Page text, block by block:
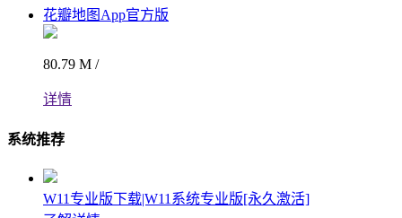
花瓣地图App官方版
80.79 M /
详情
系统推荐
W11专业版下载|W11系统专业版[永久激活]